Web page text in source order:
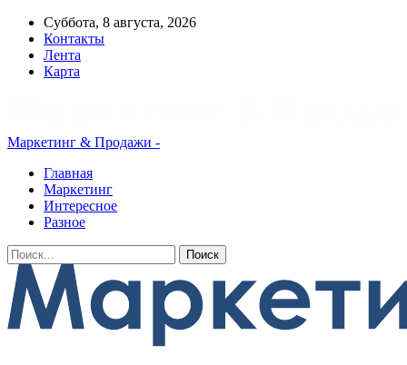
Суббота, 8 августа, 2026
Контакты
Лента
Карта
Маркетинг & Продажи -
Главная
Маркетинг
Интересное
Разное